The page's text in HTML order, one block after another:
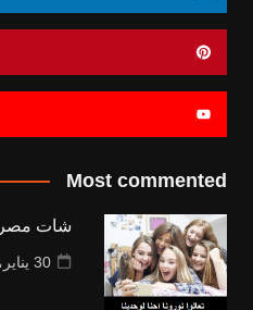
Most commented
شات
30 يناير، 2015